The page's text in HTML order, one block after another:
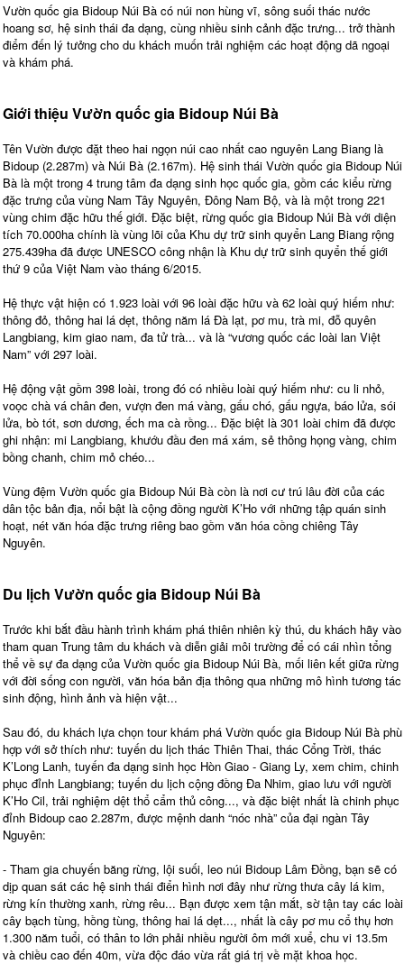
Vườn quốc gia Bidoup Núi Bà có núi non hùng vĩ, sông suối thác nước
hoang sơ, hệ sinh thái đa dạng, cùng nhiều sinh cảnh đặc trưng... trở thành
điểm đến lý tưởng cho du khách muốn trải nghiệm các hoạt động dã ngoại
và khám phá.
Giới thiệu Vườn quốc gia Bidoup Núi Bà
Tên Vườn được đặt theo hai ngọn núi cao nhất cao nguyên Lang Biang là
Bidoup (2.287m) và Núi Bà (2.167m). Hệ sinh thái Vườn quốc gia Bidoup Núi
Bà là một trong 4 trung tâm đa dạng sinh học quốc gia, gồm các kiểu rừng
đặc trưng của vùng Nam Tây Nguyên, Đông Nam Bộ, và là một trong 221
vùng chim đặc hữu thế giới. Đặc biệt, rừng quốc gia Bidoup Núi Bà với diện
tích 70.000ha chính là vùng lõi của Khu dự trữ sinh quyển Lang Biang rộng
275.439ha đã được UNESCO công nhận là Khu dự trữ sinh quyển thế giới
thứ 9 của Việt Nam vào tháng 6/2015.
Hệ thực vật hiện có 1.923 loài với 96 loài đặc hữu và 62 loài quý hiếm như:
thông đỏ, thông hai lá dẹt, thông năm lá Đà lạt, pơ mu, trà mi, đỗ quyên
Langbiang, kim giao nam, đa tử trà... và là “vương quốc các loài lan Việt
Nam” với 297 loài.
Hệ động vật gồm 398 loài, trong đó có nhiều loài quý hiếm như: cu li nhỏ,
voọc chà vá chân đen, vượn đen má vàng, gấu chó, gấu ngựa, báo lửa, sói
lửa, bò tót, sơn dương, ếch ma cà rồng... Đặc biệt là 301 loài chim đã được
ghi nhận: mi Langbiang, khướu đầu đen má xám, sẻ thông họng vàng, chim
bồng chanh, chim mỏ chéo...
Vùng đệm Vườn quốc gia Bidoup Núi Bà còn là nơi cư trú lâu đời của các
dân tộc bản địa, nổi bật là cộng đồng người K’Ho với những tập quán sinh
hoạt, nét văn hóa đặc trưng riêng bao gồm văn hóa cồng chiêng Tây
Nguyên.
Du lịch Vườn quốc gia Bidoup Núi Bà
Trước khi bắt đầu hành trình khám phá thiên nhiên kỳ thú, du khách hãy vào
tham quan Trung tâm du khách và diễn giải môi trường để có cái nhìn tổng
thể về sự đa dạng của Vườn quốc gia Bidoup Núi Bà, mối liên kết giữa rừng
với đời sống con người, văn hóa bản địa thông qua những mô hình tương tác
sinh động, hình ảnh và hiện vật...
Sau đó, du khách lựa chọn tour khám phá Vườn quốc gia Bidoup Núi Bà phù
hợp với sở thích như: tuyến du lịch thác Thiên Thai, thác Cổng Trời, thác
K’Long Lanh, tuyến đa dạng sinh học Hòn Giao - Giang Ly, xem chim, chinh
phục đỉnh Langbiang; tuyến du lịch cộng đồng Đa Nhim, giao lưu với người
K’Ho Cil, trải nghiệm dệt thổ cẩm thủ công..., và đặc biệt nhất là chinh phục
đỉnh Bidoup cao 2.287m, được mệnh danh “nóc nhà” của đại ngàn Tây
Nguyên:
- Tham gia chuyến băng rừng, lội suối, leo núi Bidoup Lâm Đồng, bạn sẽ có
dịp quan sát các hệ sinh thái điển hình nơi đây như rừng thưa cây lá kim,
rừng kín thường xanh, rừng rêu... Bạn được xem tận mắt, sờ tận tay các loài
cây bạch tùng, hồng tùng, thông hai lá dẹt..., nhất là cây pơ mu cổ thụ hơn
1.300 năm tuổi, có thân to lớn phải nhiều người ôm mới xuể, chu vi 13.5m
và chiều cao đến 40m, vừa độc đáo vừa rất giá trị về mặt khoa học.